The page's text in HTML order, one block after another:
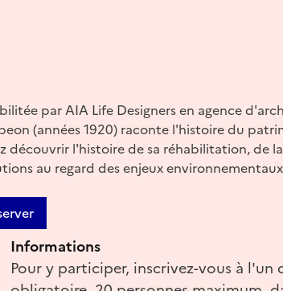
par AIA Life Designers en agence
(années 1920) raconte l'histoire du
découvrir l'histoire de sa réhabilitation, de
au regard des enjeux
Informations
Pour y participer, inscrivez-vous à